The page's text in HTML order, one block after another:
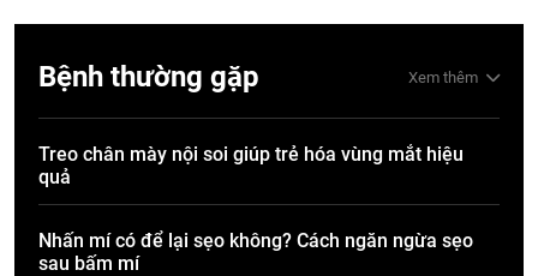
Bệnh thường gặp Xem thêm
Treo chân mày nội soi giúp trẻ hóa vùng mắt hiệu
quả
Nhấn mí có để lại sẹo không? Cách ngăn ngừa sẹo
sau bấm mí